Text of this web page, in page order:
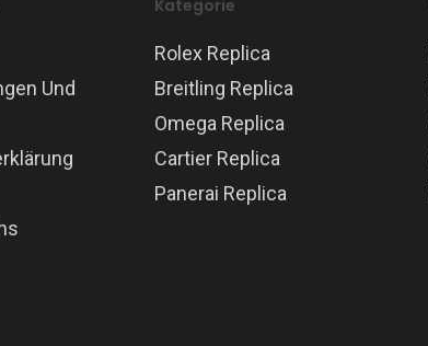
Und
Kategorie
Rolex Replica
Breitling Replica
Omega Replica
Cartier Replica
Panerai Replica